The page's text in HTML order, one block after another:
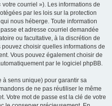
courriel »). Les informations de
par les lois sur la protection
nous héberge. Toute information
et adresse courriel demandée
ou facultative, à la discrétion de
choisir quelles informations de
Vous pouvez également choisir de
par le logiciel phpBB.
à sens unique) pour garantir sa
de ne pas réutiliser le même
Votre mot de passe est la clé de votre